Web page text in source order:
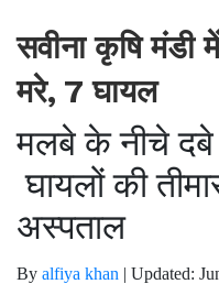
सवीना कृषि मंडी
मरे, 7 घायल
मलबे के नीचे दबे
घायलों की
अस्पताल
By alfiya khan | Updated: